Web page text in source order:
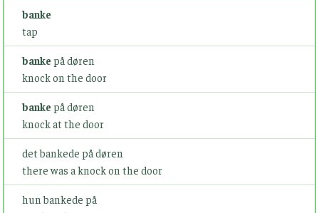
banke
tap
banke på døren
knock on the door
banke på døren
knock at the door
det bankede på døren
there was a knock on the door
hun bankede på